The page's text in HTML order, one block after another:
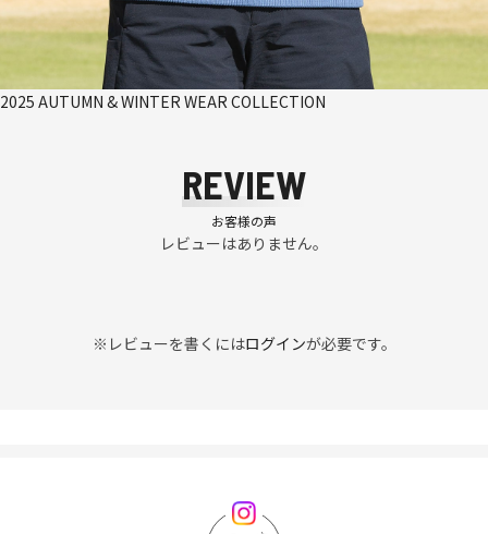
2025 AUTUMN & WINTER WEAR COLLECTION
REVIEW
お客様の声
レビューはありません。
※レビューを書くにはログインが必要です。